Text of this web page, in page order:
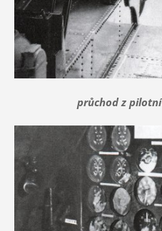
průchod z